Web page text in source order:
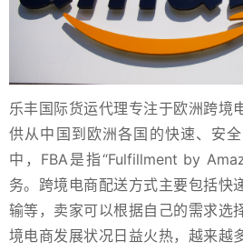
乐丰国际货运代理专注于欧洲跨境
供从中国到欧洲各国的快速、安
中，FBA是指“Fulfillment by
务。跨境电商配送方式主要包括快
输等，卖家可以根据自己的需求选
境电商发展状况日益火热，越来越